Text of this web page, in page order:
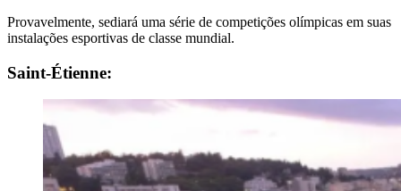
Provavelmente, sediará uma série de competições olímpicas em suas
instalações esportivas de classe mundial.
Saint-Étienne: